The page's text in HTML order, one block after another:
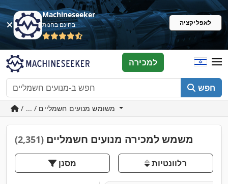
Machineseeker
בחינם בחנות לאפליקציה
חפש
למכירה
משמש למכירה מנועים חשמליים (2,351)
מסנן רלוונטיות